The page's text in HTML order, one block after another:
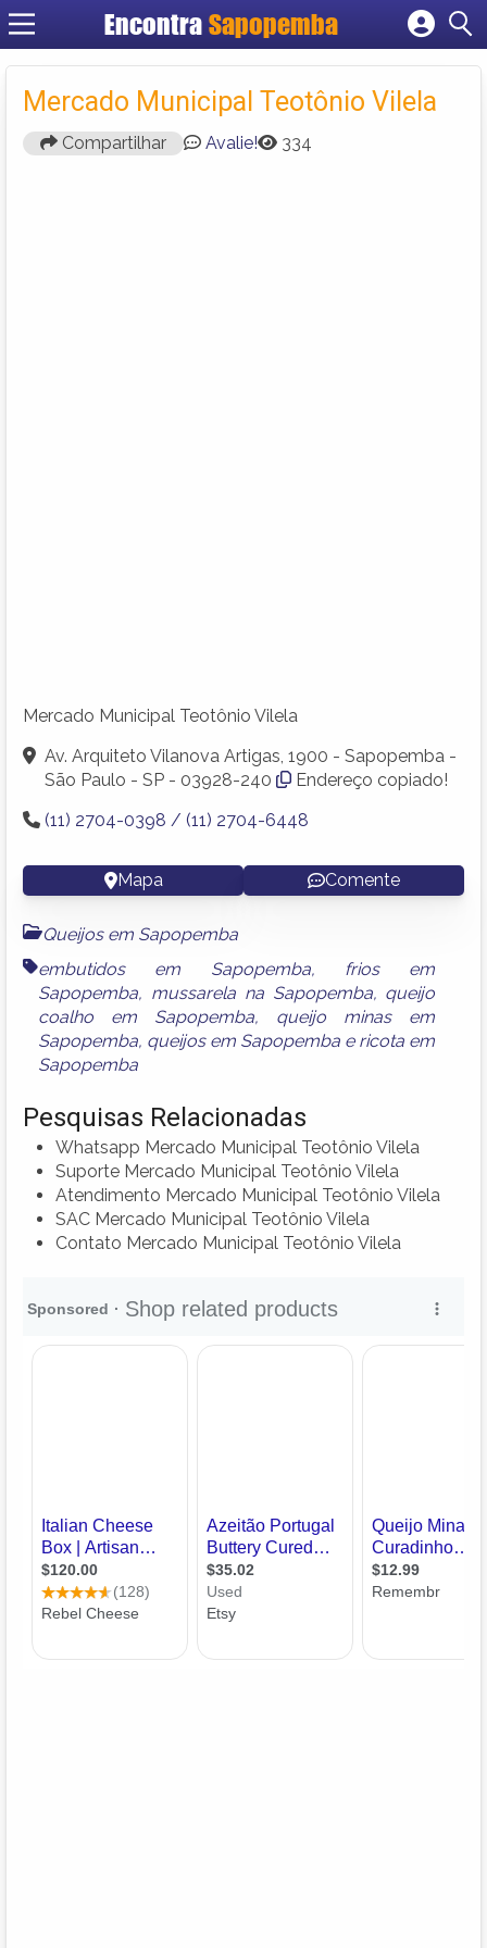
Encontra Sapopemba
Cadastrar empresa
Criar conta
Mercado Municipal Teotônio Vilela
Compartilhar Avalie! 334
Mercado Municipal Teotônio Vilela
Av. Arquiteto Vilanova Artigas, 1900 - Sapopemba -
São Paulo - SP - 03928-240
Endereço copiado!
(11) 2704-0398 / (11) 2704-6448
Mapa Comente
Queijos em Sapopemba
embutidos em Sapopemba,
frios em
Sapopemba, mussarela na Sapopemba, queijo
coalho em Sapopemba, queijo minas em
Sapopemba, queijos em Sapopemba e ricota em
Sapopemba
Pesquisas Relacionadas
Whatsapp Mercado Municipal Teotônio Vilela
Suporte Mercado Municipal Teotônio Vilela
Atendimento Mercado Municipal Teotônio Vilela
SAC Mercado Municipal Teotônio Vilela
Contato Mercado Municipal Teotônio Vilela